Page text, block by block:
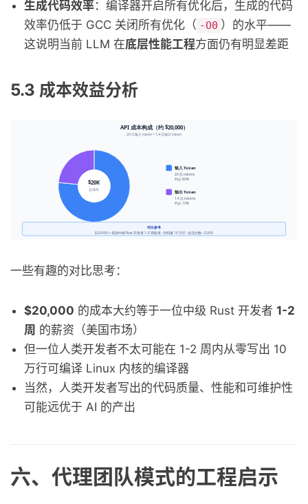
生成代码效率：编译器开启所有优化后，生成的代码
效率仍低于 GCC 关闭所有优化（ -O0 ）的水平——
这说明当前 LLM 在底层性能工程方面仍有明显差距
5.3 成本效益分析
一些有趣的对比思考：
$20,000 的成本大约等于一位中级 Rust 开发者 1-2
周 的薪资（美国市场）
但一位人类开发者不太可能在 1-2 周内从零写出 10
万行可编译 Linux 内核的编译器
当然，人类开发者写出的代码质量、性能和可维护性
可能远优于 AI 的产出
六、代理团队模式的工程启示